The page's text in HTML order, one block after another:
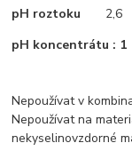
pH roztoku
2,6
pH koncentrátu : 1
Nepoužívat v
Nepoužívat na
nekyselinovzdorné